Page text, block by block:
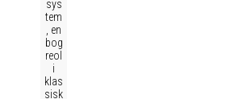
sys
tem
, en
bog
reol
i
klas
sisk